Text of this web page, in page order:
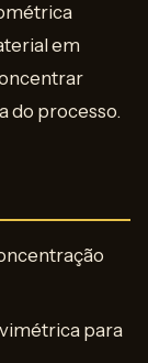
em
do processo.
para